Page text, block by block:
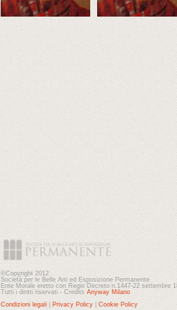
©Copyright 2012
Società per le Belle Arti ed Esposizione Permanente
Ente Morale eretto con Regio Decreto n.1447-22 settembre
Tutti i diritti riservati - Credits Anyway Milano
Condizioni legali
Privacy Policy Cookie Policy